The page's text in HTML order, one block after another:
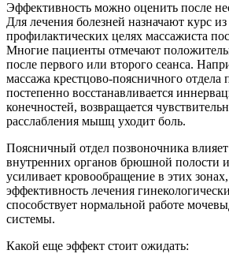
Эффективность можно оценить после
Для лечения болезней назначают курс
профилактических целях массажиста
Многие пациенты отмечают
после первого или второго сеанса.
массажа крестцово-поясничного отдела
постепенно восстанавливается
конечностей, возвращается
расслабления мышц уходит боль.
Поясничный отдел позвоночника
внутренних органов брюшной полости
усиливает кровообращение в этих
эффективность лечения
способствует нормальной работе
системы.
Какой еще эффект стоит ожидать: